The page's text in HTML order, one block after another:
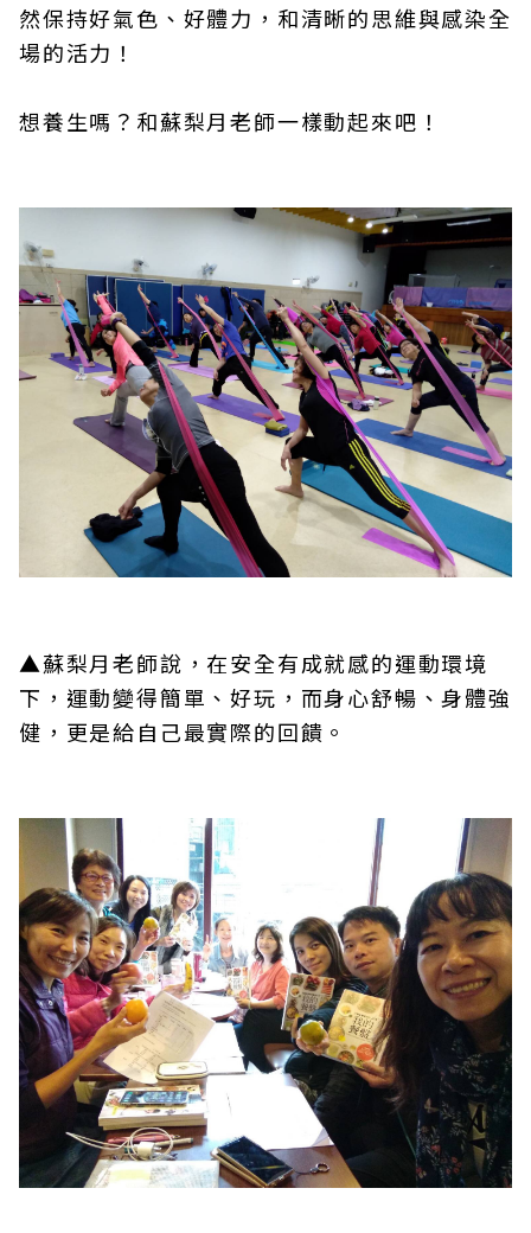
然保持好氣色、好體力，和清晰的思維與感染全
場的活力！
想養生嗎？和蘇梨月老師一樣動起來吧！
▲蘇梨月老師說，在安全有成就感的運動環境
下，運動變得簡單、好玩，而身心舒暢、身體強
健，更是給自己最實際的回饋。